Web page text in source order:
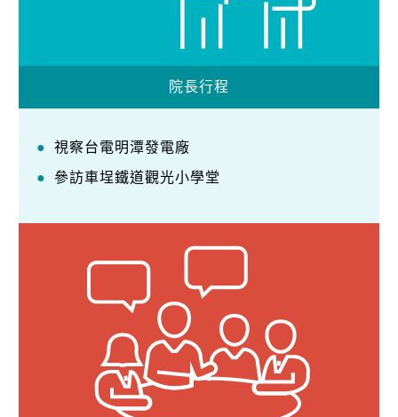
院長行程
視察台電明潭發電廠
參訪車埕鐵道觀光小學堂